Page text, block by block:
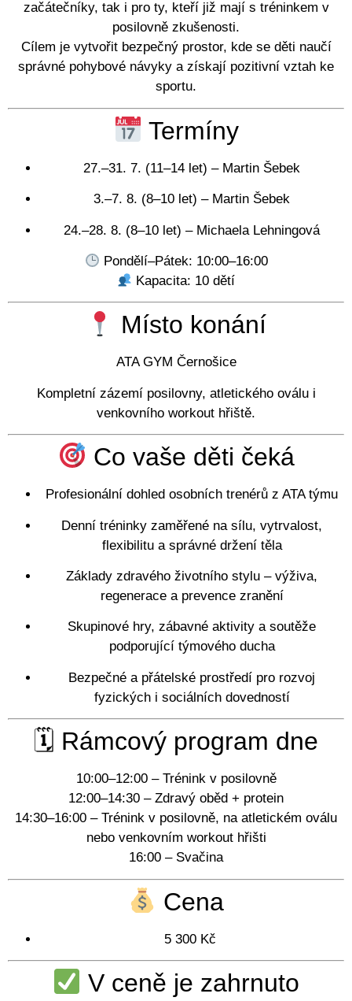
začátečníky, tak i pro ty, kteří již mají s tréninkem v
posilovně zkušenosti.
Cílem je vytvořit bezpečný prostor, kde se děti naučí
správné pohybové návyky a získají pozitivní vztah ke
sportu.
Termíny
27.–31. 7. (11–14 let) – Martin Šebek
3.–7. 8. (8–10 let) – Martin Šebek
24.–28. 8. (8–10 let) – Michaela Lehningová
Pondělí–Pátek: 10:00–16:00
Kapacita: 10 dětí
Místo konání
ATA GYM Černošice
Kompletní zázemí posilovny, atletického oválu i
venkovního workout hřiště.
Co vaše děti čeká
Profesionální dohled osobních trenérů z ATA týmu
Denní tréninky zaměřené na sílu, vytrvalost,
flexibilitu a správné držení těla
Základy zdravého životního stylu – výživa,
regenerace a prevence zranění
Skupinové hry, zábavné aktivity a soutěže
podporující týmového ducha
Bezpečné a přátelské prostředí pro rozvoj
fyzických i sociálních dovedností
🗓 Rámcový program dne
10:00–12:00– Trénink v posilovně
12:00–14:30 – Zdravý oběd + protein
14:30–16:00 – Trénink v posilovně, na atletickém oválu
nebo venkovním workout hřišti
16:00 – Svačina
Cena
5 300 Kč
V ceně je zahrnuto